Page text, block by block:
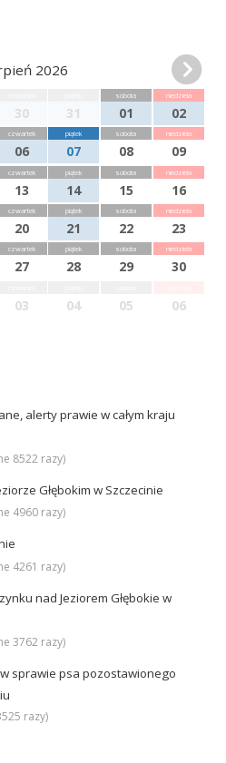
2026
30 31
sobota
01
niedziela
02
czwartek
06
piątek
07
sobota
08
niedziela
09
czwartek
13
piątek
14
sobota
15
niedziela
16
czwartek
20
piątek
21
sobota
22
niedziela
23
czwartek
27
piątek
28
sobota
29
niedziela
30
03 04 05 06
alerty prawie w całym kraju
8522 razy)
Głębokim w Szczecinie
4960 razy)
4261 razy)
nad Jeziorem Głębokie w
3762 razy)
sprawie psa pozostawionego
razy)